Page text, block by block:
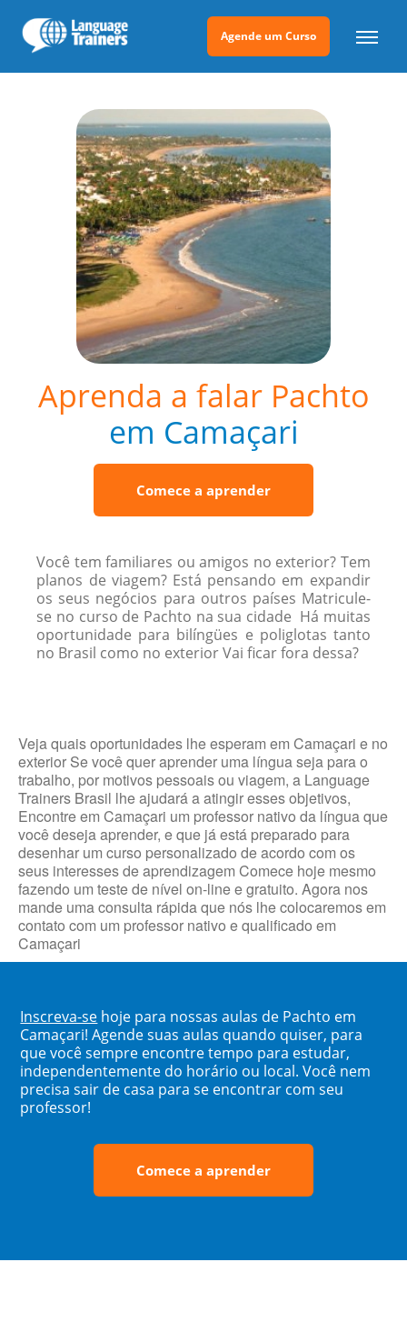
Agende um Curso
Aprenda a falar Pachto
em Camaçari
Comece a aprender
Você tem familiares ou amigos no exterior? Tem
planos de viagem? Está pensando em expandir
os seus negócios para outros países Matricule-
se no curso de Pachto na sua cidade Há muitas
oportunidade para bilíngües e poliglotas tanto
no Brasil como no exterior Vai ficar fora dessa?
Veja quais oportunidades lhe esperam em Camaçari e no
exterior Se você quer aprender uma língua seja para o
trabalho, por motivos pessoais ou viagem, a Language
Trainers Brasil lhe ajudará a atingir esses objetivos,
Encontre em Camaçari um professor nativo da língua que
você deseja aprender, e que já está preparado para
desenhar um curso personalizado de acordo com os
seus interesses de aprendizagem Comece hoje mesmo
fazendo um teste de nível on-line e gratuito. Agora nos
mande uma consulta rápida que nós lhe colocaremos em
contato com um professor nativo e qualificado em
Camaçari
Inscreva-se hoje para nossas aulas de Pachto em
Camaçari! Agende suas aulas quando quiser, para
que você sempre encontre tempo para estudar,
independentemente do horário ou local. Você nem
precisa sair de casa para se encontrar com seu
professor!
Comece a aprender